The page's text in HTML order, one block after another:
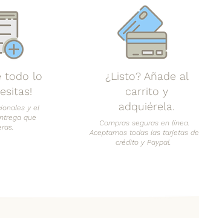
todo lo
y el
que
¿Listo? Añade al
carrito y
adquiérela.
Compras seguras en línea.
Aceptamos todas las tarjetas de
crédito y Paypal.